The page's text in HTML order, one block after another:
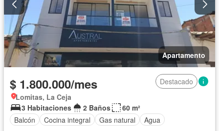
Apartamento
$ 1.800.000/mes
Destacado
Lomitas, La Ceja
3 Habitaciones
2 Baños
60 m²
Balcón
Cocina integral Gas natural Agua